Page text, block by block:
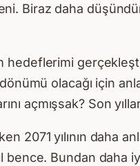
Biraz daha
dönümü olacağı için
açmışsak? Son
2071 yılının daha
bence. Bundan daha